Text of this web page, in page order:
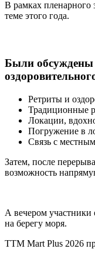
В рамках пленарного
теме этого года.
Были обсуждены
Ретриты и
Традиционные
Локации,
Погружение в
Связь с
Затем, после
возможность
А вечером участники
на берегу моря.
TTM Mart Plus 2026